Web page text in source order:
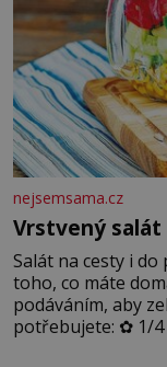
nejsemsama.cz
Vrstvený salát
Salát na cesty i
toho, co máte
podáváním, aby
potřebujete: ✿ 1/4